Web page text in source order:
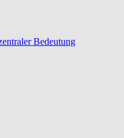
Bedeutung